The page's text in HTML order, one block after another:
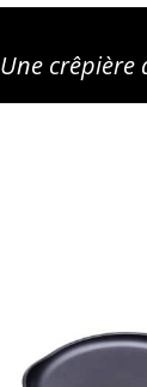
Une